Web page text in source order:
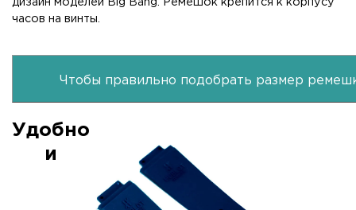
часов на винты.
Чтобы правильно подобрать размер
Удобно
и